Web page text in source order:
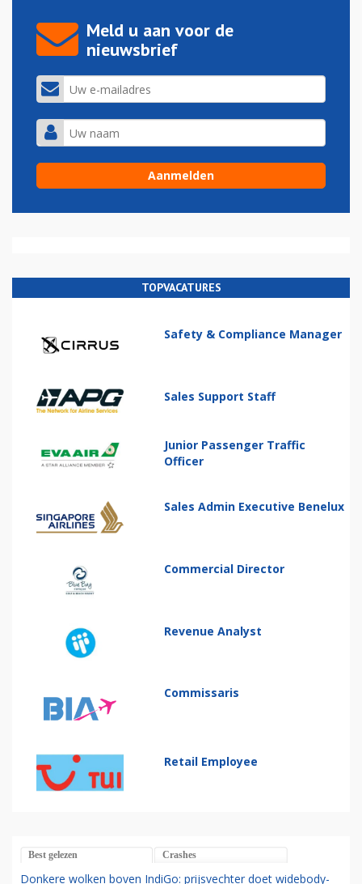
Meld u aan voor de
nieuwsbrief
TOPVACATURES
Safety & Compliance Manager
Sales Support Staff
Junior Passenger Traffic
Officer
Sales Admin Executive Benelux
Commercial Director
Revenue Analyst
Commissaris
Retail Employee
Best gelezen Crashes
Donkere wolken boven IndiGo: prijsvechter doet widebody-